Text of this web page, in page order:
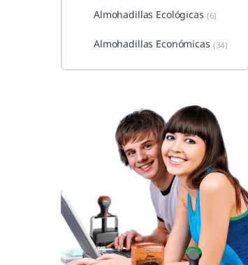
Almohadillas Ecológicas (6)
Almohadillas Económicas (34)